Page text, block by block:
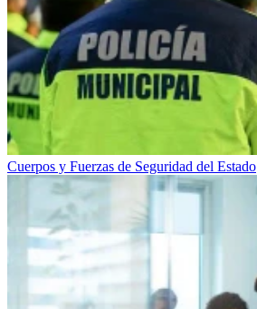
Cuerpos y Fuerzas de Seguridad del Estado